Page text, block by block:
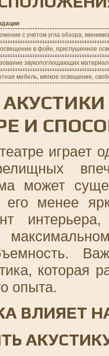
с учетом угла обзора,
в фойе, приглушенное
звукопоглощающих
мебель, мягкое освещение,
И
играет
может
менее
которая
опыта.
ВЛИЯЕТ